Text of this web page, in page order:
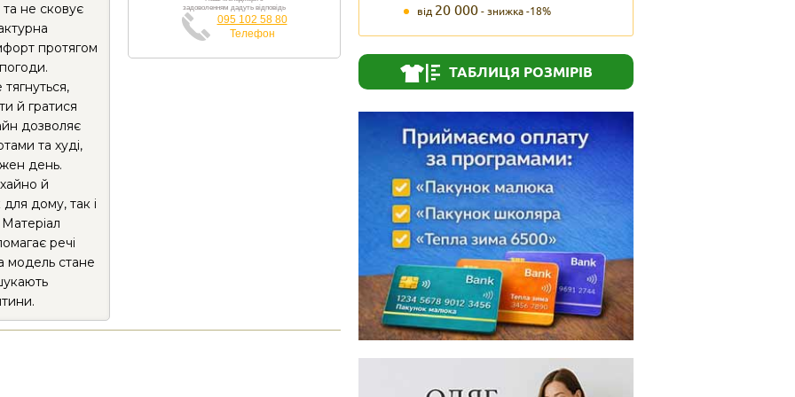
від 20 000- знижка -18%
ТАБЛИЦЯ РОЗМІРІВ
не сковує
протягом
й гратися
дозволяє
та худі,
день.
й
дому, так і
речі
модель стане
задоволенням дадуть відповідь
095 102 58 80
Телефон